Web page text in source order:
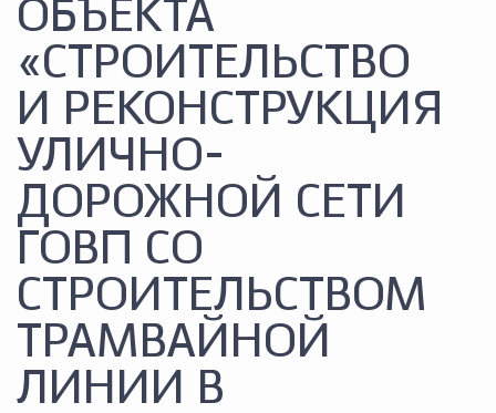
ОБЪЕКТА
«СТРОИТЕЛЬСТВО
И РЕКОНСТРУКЦИЯ
УЛИЧНО-
ДОРОЖНОЙ СЕТИ
ГОВП СО
СТРОИТЕЛЬСТВОМ
ТРАМВАЙНОЙ
ЛИНИИ В